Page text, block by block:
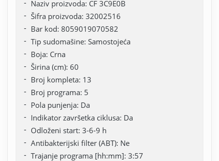
Naziv proizvoda: CF 3C9E0B
Šifra proizvoda: 32002516
Bar kod: 8059019070582
Tip sudomašine: Samostojeća
Boja: Crna
Širina (cm): 60
Broj kompleta: 13
Broj programa: 5
Pola punjenja: Da
Indikator završetka ciklusa: Da
Odloženi start: 3-6-9 h
Antibakterijski filter (ABT): Ne
Trajanje programa [hh:mm]: 3:57